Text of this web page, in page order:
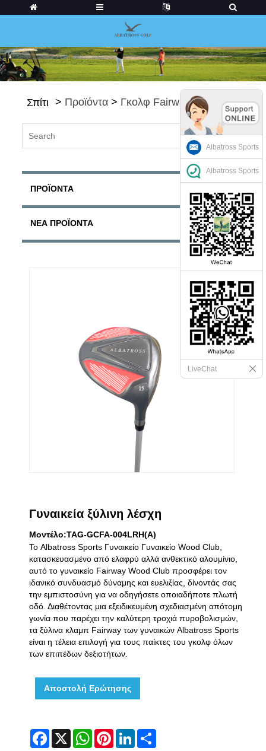
Σπίτι > Προϊόντα > Γκολφ Fairways
ΠΡΟΪΌΝΤΑ
ΝΈΑ ΠΡΟΪΌΝΤΑ
Γυναικεία ξύλινη λέσχη
Μοντέλο:TAG-GCFA-004LRH(A)
Το Albatross Sports Γυναικείο Γυναικείο Wood Club,
κατασκευασμένο από ελαφρύ αλλά ανθεκτικό αλουμίνιο,
αυτό το γυναικείο Fairway Wood Club προσφέρει τον
ιδανικό συνδυασμό δύναμης και ευελιξίας, δίνοντάς σας
την εμπιστοσύνη για να οδηγήσετε οποιαδήποτε πλωτή
οδό. Διαθέτοντας μια εξειδικευμένη σχεδιασμένη απότομη
γωνία που παρέχει την καλύτερη τροχιά πυροβολισμών,
τα ξύλινα κλαμπ Fairway των γυναικών Albatross Sports
είναι η τέλεια επιλογή για τους παίκτες του γκολφ όλων
των επιπέδων δεξιοτήτων.
Αποστολή Ερώτησης
Facebook
X WhatsApp
Pinterest
LinkedIn
Albatross Sports
Albatross Sports
LiveChat